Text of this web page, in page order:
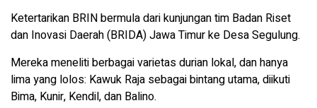
Ketertarikan BRIN bermula dari kunjungan tim Badan Riset
dan Inovasi Daerah (BRIDA) Jawa Timur ke Desa Segulung.
Mereka meneliti berbagai varietas durian lokal, dan hanya
lima yang lolos: Kawuk Raja sebagai bintang utama, diikuti
Bima, Kunir, Kendil, dan Balino.